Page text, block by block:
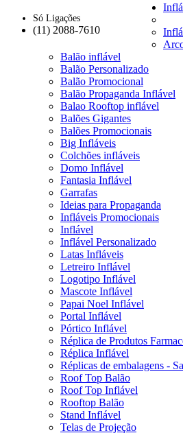
Só Ligações
(11) 2088-7610
Balão inflável
Balão Personalizado
Balão Promocional
Balão Propaganda Inflável
Balao Rooftop inflável
Balões Gigantes
Balões Promocionais
Big Infláveis
Colchões infláveis
Domo Inflável
Fantasia Inflável
Garrafas
Ideias para Propaganda
Infláveis Promocionais
Inflável
Inflável Personalizado
Latas Infláveis
Letreiro Inflável
Logotipo Inflável
Mascote Inflável
Papai Noel Inflável
Portal Inflável
Pórtico Inflável
Réplica de Produtos
Réplica Inflável
Réplicas de embalagens -
Roof Top Balão
Roof Top Inflável
Rooftop Balão
Stand Inflável
Telas de Projeção